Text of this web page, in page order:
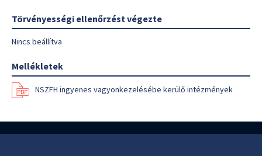
Törvényességi ellenőrzést végezte
Nincs beállítva
Mellékletek
NSZFH ingyenes vagyonkezelésébe kerülő intézmények